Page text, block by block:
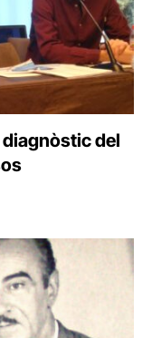
del